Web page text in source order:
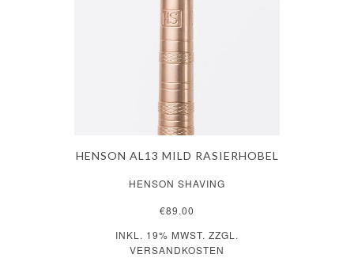
HENSON AL13 MILD RASIERHOBEL
HENSON SHAVING
€89.00
INKL. 19% MWST. ZZGL.
VERSANDKOSTEN